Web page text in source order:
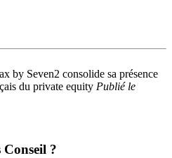
by Seven2 consolide sa présence
du private equity Publiéle
?